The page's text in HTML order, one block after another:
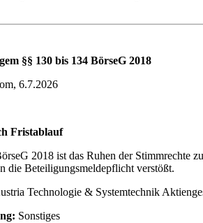
§§ 130 bis 134 BörseG 2018
6.7.2026
Fristablauf
2018 ist das Ruhen der Stimmrechte
die Beteiligungsmeldepflicht verstößt.
Technologie & Systemtechnik
Sonstiges